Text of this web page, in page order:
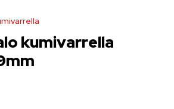
kumivarrella